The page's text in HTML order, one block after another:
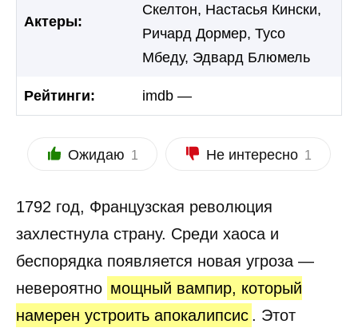
Актеры:
Скелтон, Настасья Кински,
Ричард Дормер, Тусо
Мбеду, Эдвард Блюмель
Рейтинги: imdb —
Ожидаю 1 Не интересно 1
1792 год, Французская революция
захлестнула страну. Среди хаоса и
беспорядка появляется новая угроза —
невероятно мощный вампир, который
намерен устроить апокалипсис . Этот